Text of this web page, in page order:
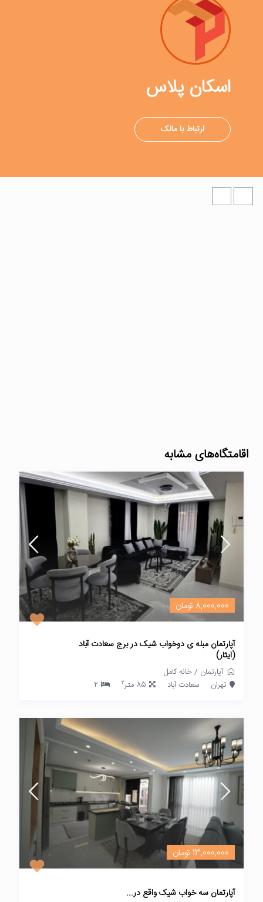
اسکان پلاس
ارتباط با مالک
اقامتگاه‌های مشابه
8,000,000 تومان
آپارتمان مبله ی دوخواب شیک در برج سعادت آباد
(ایثار)
آپارتمان /خانه کامل
تهران
سعادت آباد 85 متر 2
2
13,000,000 تومان
آپارتمان سه خواب شیک واقع در...